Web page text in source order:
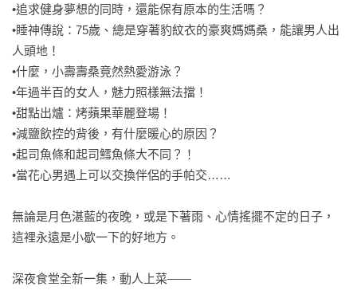
•追求健身夢想的同時，還能保有原本的生活嗎？
•睡神傳說：75歲、總是穿著豹紋衣的豪爽媽媽桑，能讓男人出
人頭地！
•什麼，小壽壽桑竟然熱愛游泳？
•年過半百的女人，魅力照樣無法擋！
•甜點出爐：烤蘋果華麗登場！
•減鹽飲控的背後，有什麼暖心的原因？
•起司魚條和起司鱈魚條大不同？！
•當花心男遇上可以交換伴侶的手帕交……
無論是月色湛藍的夜晚，或是下著雨、心情搖擺不定的日子，
這裡永遠是小歇一下的好地方。
深夜食堂全新一集，動人上菜——